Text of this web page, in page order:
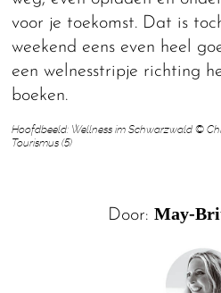
voor je toekomst. Dat is
weekend eens even heel
een welnesstripje richting
boeken.
Hoofdbeeld: Wellness im Schwarzwald ©
Tourismus (5)
Door: May-